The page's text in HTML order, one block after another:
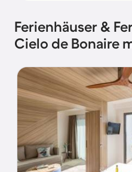
Ferienhäuser &
Cielo de Bonaire